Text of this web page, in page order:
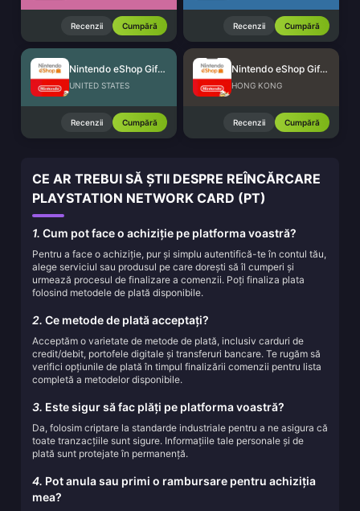
Recenzii Cumpără Recenzii Cumpără
Nintendo eShop Gift Card (US)
UNITED STATES
Recenzii Cumpără
Nintendo eShop Gift Card (HK)
HONG KONG
Recenzii Cumpără
CE AR TREBUI SĂ ȘTII DESPRE REÎNCĂRCARE
PLAYSTATION NETWORK CARD (PT)
1. Cum pot face o achiziție pe platforma voastră?
Pentru a face o achiziție, pur și simplu autentifică-te în contul tău,
alege serviciul sau produsul pe care dorești să îl cumperi și
urmează procesul de finalizare a comenzii. Poți finaliza plata
folosind metodele de plată disponibile.
2. Ce metode de plată acceptați?
Acceptăm o varietate de metode de plată, inclusiv carduri de
credit/debit, portofele digitale și transferuri bancare. Te rugăm să
verifici opțiunile de plată în timpul finalizării comenzii pentru lista
completă a metodelor disponibile.
3. Este sigur să fac plăți pe platforma voastră?
Da, folosim criptare la standarde industriale pentru a ne asigura că
toate tranzacțiile sunt sigure. Informațiile tale personale și de
plată sunt protejate în permanență.
4. Pot anula sau primi o rambursare pentru achiziția
mea?